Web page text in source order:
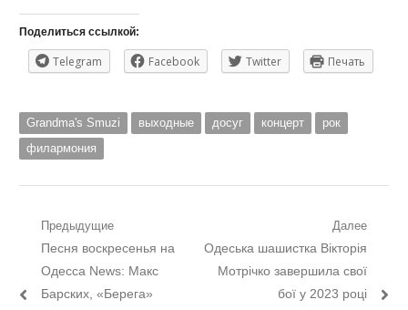
Поделиться ссылкой:
Telegram Facebook Twitter Печать
Grandma's Smuzi выходные досуг концерт
рок
филармония
Навигация
по
записям
Предыдущие
Предыдущий
пост:
Песня воскресенья на
Одесса News: Макс
Барских, «Берега»
Далее
Следующий
пост:
Одеська шашистка Вікторія
Мотрічко завершила свої
бої у 2023 році